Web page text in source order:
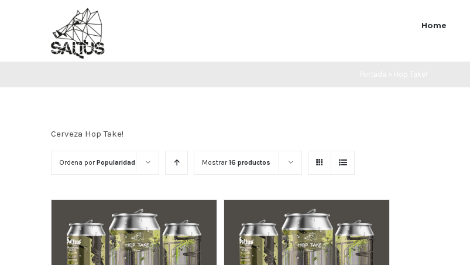
Home
Cerveza Hop Take!
Ordena porPopularidad Mostrar16 productos